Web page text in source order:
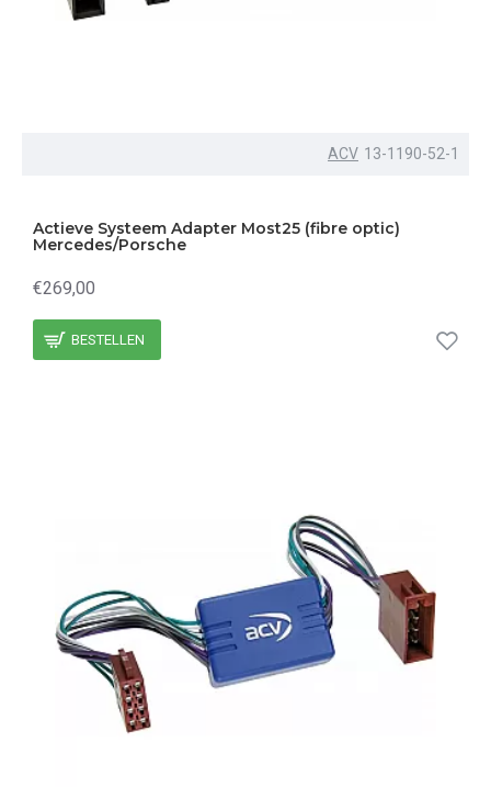
ACV 13-1190-52-1
Actieve Systeem Adapter Most25 (fibre optic)
Mercedes/Porsche
€269,00
BESTELLEN